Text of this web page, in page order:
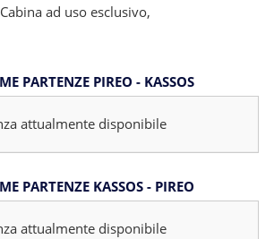
ad uso esclusivo,
PARTENZE PIREO - KASSOS
attualmente disponibile
PARTENZE KASSOS - PIREO
attualmente disponibile